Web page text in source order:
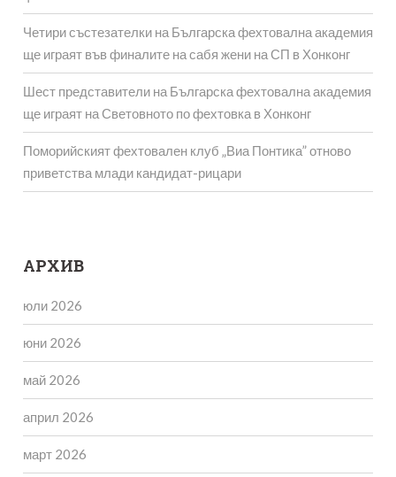
Четири състезателки на Българска фехтовална академия
ще играят във финалите на сабя жени на СП в Хонконг
Шест представители на Българска фехтовална академия
ще играят на Световното по фехтовка в Хонконг
Поморийският фехтовален клуб „Виа Понтика” отново
приветства млади кандидат-рицари
АРХИВ
юли 2026
юни 2026
май 2026
април 2026
март 2026